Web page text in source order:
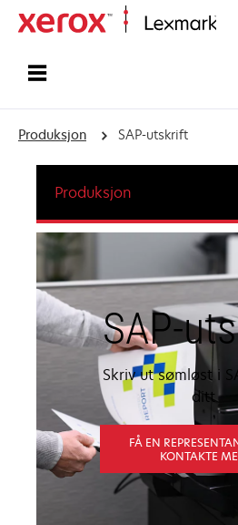
Produksjon SAP-utskrift
SAP-
Skriv ut sømløst i
ditt
FÅ EN
KONTAKTE
Produksjon